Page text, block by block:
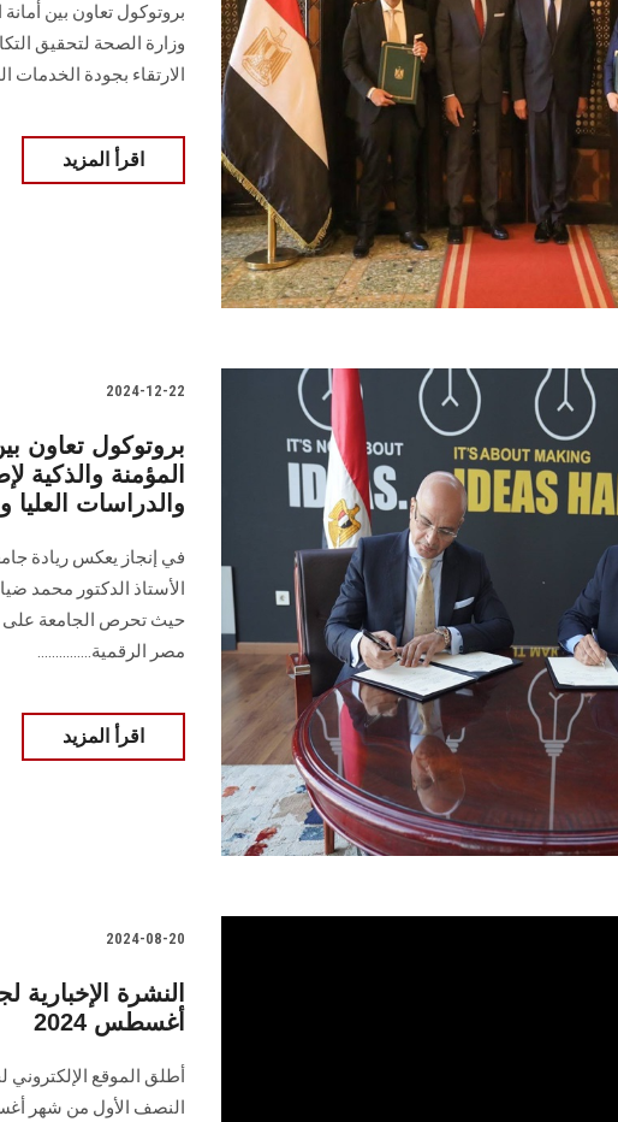
بروتوكول تعاون بين
وزارة ‏الصحة لتحقيق
الارتقاء بجودة الخدمات
اقرأ المزيد
2024-12-22
بروتوكول تعاون
المؤمنة
والدراسات
الأستاذ الدكتور محمد
حيث تحرص الجامعة على
مصر الرقمية...............
اقرأ المزيد
2024-08-20
النشرة
أغسطس 2024
أطلق الموقع